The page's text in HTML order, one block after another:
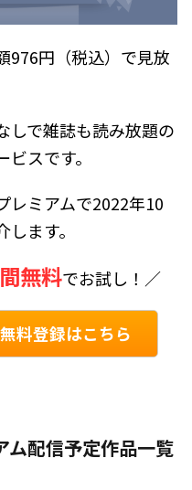
976円（税込）で見放
しで雑誌も読み放題の
スです。
レミアムで2022年10
ます。
無料でお試し！／
料登録はこちら
配信予定作品一覧